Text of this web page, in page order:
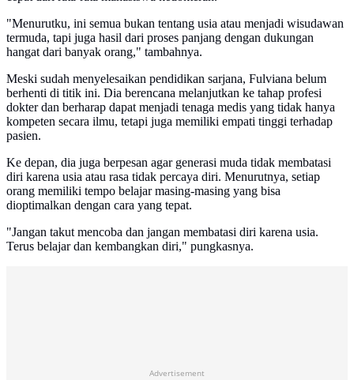
"Menurutku, ini semua bukan tentang usia atau menjadi wisudawan
termuda, tapi juga hasil dari proses panjang dengan dukungan
hangat dari banyak orang," tambahnya.
Meski sudah menyelesaikan pendidikan sarjana, Fulviana belum
berhenti di titik ini. Dia berencana melanjutkan ke tahap profesi
dokter dan berharap dapat menjadi tenaga medis yang tidak hanya
kompeten secara ilmu, tetapi juga memiliki empati tinggi terhadap
pasien.
Ke depan, dia juga berpesan agar generasi muda tidak membatasi
diri karena usia atau rasa tidak percaya diri. Menurutnya, setiap
orang memiliki tempo belajar masing-masing yang bisa
dioptimalkan dengan cara yang tepat.
"Jangan takut mencoba dan jangan membatasi diri karena usia.
Terus belajar dan kembangkan diri," pungkasnya.
Advertisement